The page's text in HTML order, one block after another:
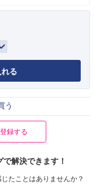
る
う
録する
解決できます！
たことはありませんか？